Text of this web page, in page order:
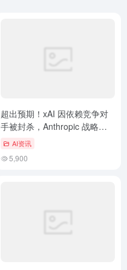
超出预期！xAI 因依赖竞争对
手被封杀，Anthropic 战略收
紧引发 AI 圈震动，改…
AI资讯
5,900